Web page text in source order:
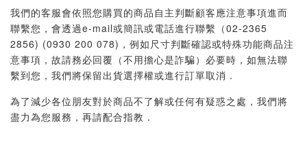
我們的客服會依照您購買的商品自主判斷顧客應注意事項進而
聯繫您，會透過e-mail或簡訊或電話進行聯繫（02-2365
2856) (0930 200 078)，例如尺寸判斷確認或特殊功能商品注
意事項，故請務必回覆（不用擔心是詐騙）必要時，如無法聯
繫到您，我們將保留出貨選擇權或進行訂單取消．
為了減少各位朋友對於商品不了解或任何有疑惑之處，我們將
盡力為您服務，再請配合指教．